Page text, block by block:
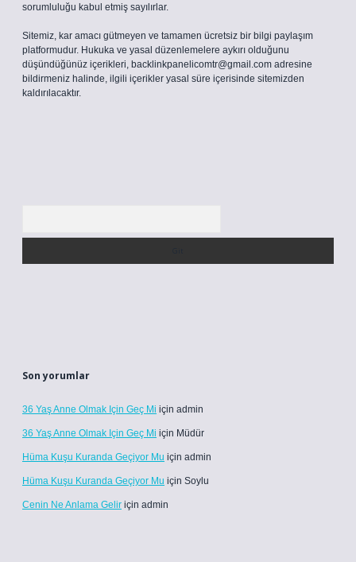
sorumluluğu kabul etmiş sayılırlar.
Sitemiz, kar amacı gütmeyen ve tamamen ücretsiz bir bilgi paylaşım
platformudur. Hukuka ve yasal düzenlemelere aykırı olduğunu
düşündüğünüz içerikleri, backlinkpanelicomtr@gmail.com adresine
bildirmeniz halinde, ilgili içerikler yasal süre içerisinde sitemizden
kaldırılacaktır.
Son yorumlar
36 Yaş Anne Olmak Için Geç Mi için admin
36 Yaş Anne Olmak Için Geç Mi için Müdür
Hüma Kuşu Kuranda Geçiyor Mu için admin
Hüma Kuşu Kuranda Geçiyor Mu için Soylu
Cenin Ne Anlama Gelir için admin